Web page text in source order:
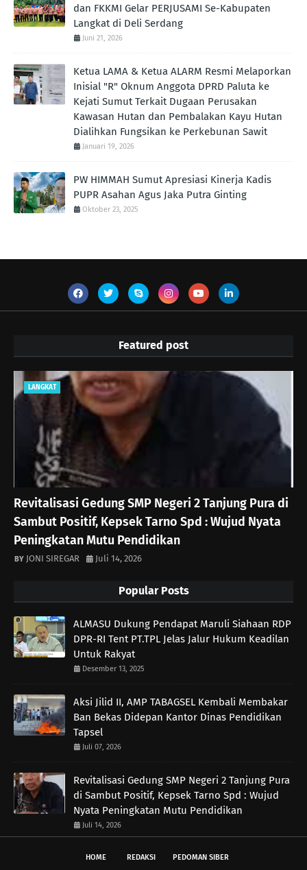
dan FKKMI Gelar PERJUSAMI Se-Kabupaten
Langkat di Deli Serdang
Juni 21, 2026
Ketua LAMA & Ketua ALARM Resmi Melaporkan
Inisial "R" Oknum Anggota DPRD Paluta ke
Kejati Sumut Terkait Dugaan Perusakan
Kawasan Hutan dan Pembalakan Kayu Hutan
Dialihkan Fungsikan ke Perkebunan Sawit
Januari 19, 2026
PW HIMMAH Sumut Apresiasi Kinerja Kadis
PUPR Asahan Agus Jaka Putra Ginting ‎
Oktober 23, 2025
Featured post
LANGKAT
Revitalisasi Gedung SMP Negeri 2 Tanjung Pura di
Sambut Positif, Kepsek Tarno Spd : Wujud Nyata
Peningkatan Mutu Pendidikan
JONI SIREGAR Juli 14, 2026
Popular Posts
ALMASU Dukung Pendapat Maruli Siahaan RDP
DPR-RI Tent PT.TPL Jelas Jalur Hukum Keadilan
Untuk Rakyat
Desember 13, 2025
Aksi Jilid II, AMP TABAGSEL Kembali Membakar
Ban Bekas Didepan Kantor Dinas Pendidikan
Tapsel
Juli 07, 2026
Revitalisasi Gedung SMP Negeri 2 Tanjung Pura
di Sambut Positif, Kepsek Tarno Spd : Wujud
Nyata Peningkatan Mutu Pendidikan
Juli 14, 2026
HOME REDAKSI PEDOMAN SIBER